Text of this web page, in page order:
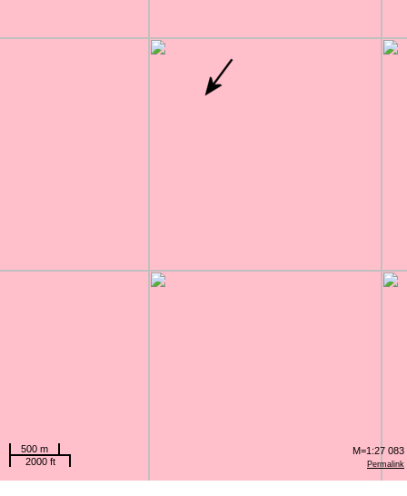
Permalink
500 m
2000 ft
M=1:27 083